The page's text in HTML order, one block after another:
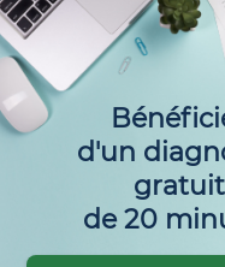
d'un
gratuit
de 20